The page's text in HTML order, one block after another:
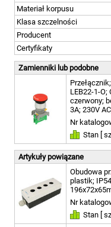
Materiał korpusu
Klasa szczelności
Producent
Certyfikaty
Zamienniki lub podobne
LEB22-1-O;
czerwony;
3A; 230V
Nr
Stan [
Artykuły powiązane
Obudowa
plastik;
Nr
Stan [